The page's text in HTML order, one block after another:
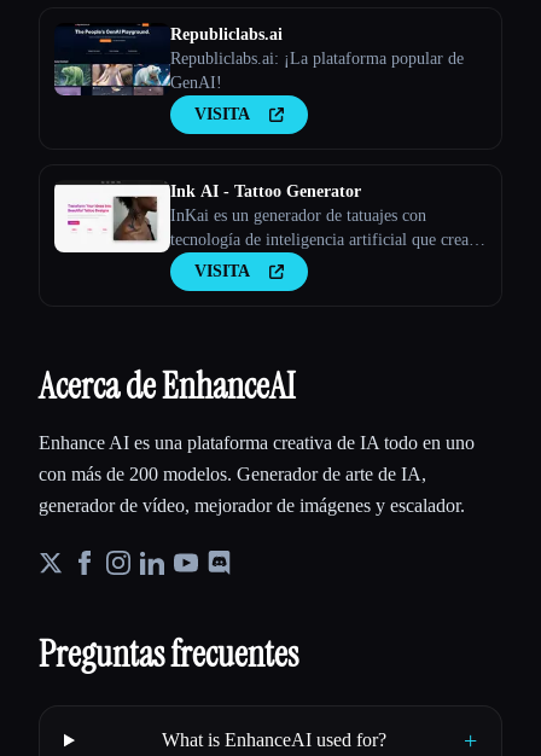
Republiclabs.ai
Republiclabs.ai: ¡La plataforma popular de
GenAI!
VISITA
Ink AI - Tattoo Generator
InKai es un generador de tatuajes con
tecnología de inteligencia artificial que crea
diseños de tatuajes personalizados en función
de los comentarios de los usuarios.
VISITA
Acerca de EnhanceAI
Enhance AI es una plataforma creativa de IA todo en uno
con más de 200 modelos. Generador de arte de IA,
generador de vídeo, mejorador de imágenes y escalador.
Preguntas frecuentes
What is EnhanceAI used for? +